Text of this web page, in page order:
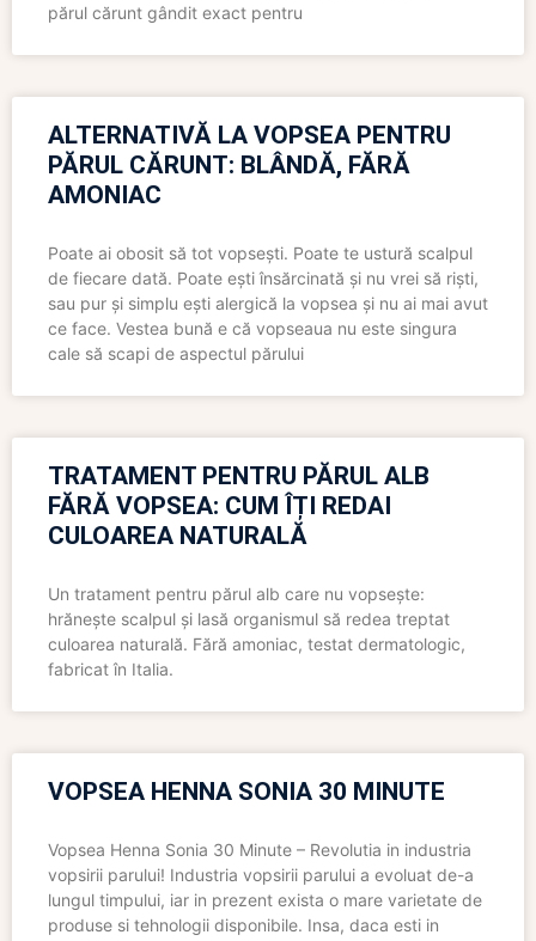
părul cărunt gândit exact pentru
ALTERNATIVĂ LA VOPSEA PENTRU
PĂRUL CĂRUNT: BLÂNDĂ, FĂRĂ
AMONIAC
Poate ai obosit să tot vopsești. Poate te ustură scalpul
de fiecare dată. Poate ești însărcinată și nu vrei să riști,
sau pur și simplu ești alergică la vopsea și nu ai mai avut
ce face. Vestea bună e că vopseaua nu este singura
cale să scapi de aspectul părului
TRATAMENT PENTRU PĂRUL ALB
FĂRĂ VOPSEA: CUM ÎȚI REDAI
CULOAREA NATURALĂ
Un tratament pentru părul alb care nu vopsește:
hrănește scalpul și lasă organismul să redea treptat
culoarea naturală. Fără amoniac, testat dermatologic,
fabricat în Italia.
VOPSEA HENNA SONIA 30 MINUTE
Vopsea Henna Sonia 30 Minute – Revolutia in industria
vopsirii parului! Industria vopsirii parului a evoluat de-a
lungul timpului, iar in prezent exista o mare varietate de
produse si tehnologii disponibile. Insa, daca esti in